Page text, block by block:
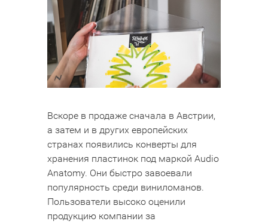
Вскоре в продаже сначала в Австрии,
а затем и в других европейских
странах появились конверты для
хранения пластинок под маркой Audio
Anatomy. Они быстро завоевали
популярность среди виниломанов.
Пользователи высоко оценили
продукцию компании за